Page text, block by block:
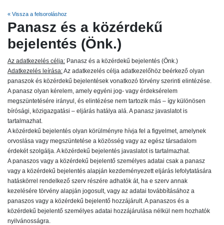
« Vissza a felsoroláshoz
Panasz és a közérdekű
bejelentés (Önk.)
Az adatkezelés célja: Panasz és a közérdekű bejelentés (Önk.)
Adatkezelés leírása:Az adatkezelés célja adatkezelőhöz beérkező olyan
panaszok és közérdekű bejelentések vonatkozó törvény szerinti elintézése.
A panasz olyan kérelem, amely egyéni jog- vagy érdeksérelem
megszüntetésére irányul, és elintézése nem tartozik más – így különösen
bírósági, közigazgatási – eljárás hatálya alá. A panasz javaslatot is
tartalmazhat.
A közérdekű bejelentés olyan körülményre hívja fel a figyelmet, amelynek
orvoslása vagy megszüntetése a közösség vagy az egész társadalom
érdekét szolgálja. A közérdekű bejelentés javaslatot is tartalmazhat.
A panaszos vagy a közérdekű bejelentő személyes adatai csak a panasz
vagy a közérdekű bejelentés alapján kezdeményezett eljárás lefolytatására
hatáskörrel rendelkező szerv részére adhatók át, ha e szerv annak
kezelésére törvény alapján jogosult, vagy az adatai továbbításához a
panaszos vagy a közérdekű bejelentő hozzájárult. A panaszos és a
közérdekű bejelentő személyes adatai hozzájárulása nélkül nem hozhatók
nyilvánosságra.